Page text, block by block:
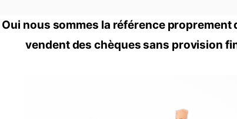
Oui nous sommes la référence
vendent des chèques sans provision